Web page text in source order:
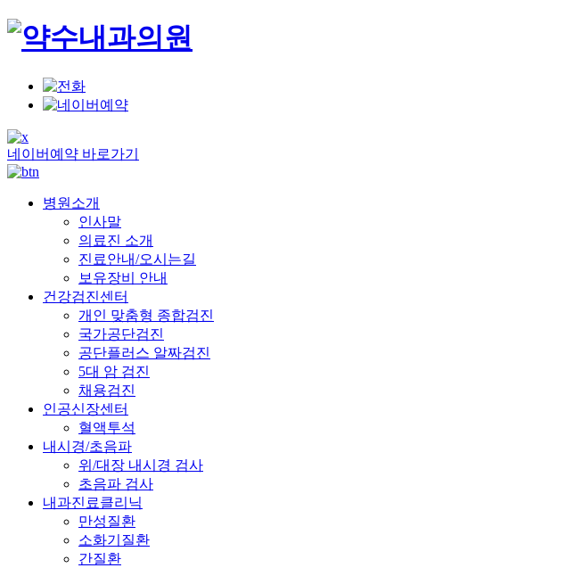
네이버예약 바로가기
병원소개
인사말
의료진 소개
진료안내/오시는길
보유장비 안내
건강검진센터
개인 맞춤형 종합검진
국가공단검진
공단플러스 알짜검진
5대 암 검진
채용검진
인공신장센터
혈액투석
내시경/초음파
위/대장 내시경 검사
초음파 검사
내과진료클리닉
만성질환
소화기질환
간질환